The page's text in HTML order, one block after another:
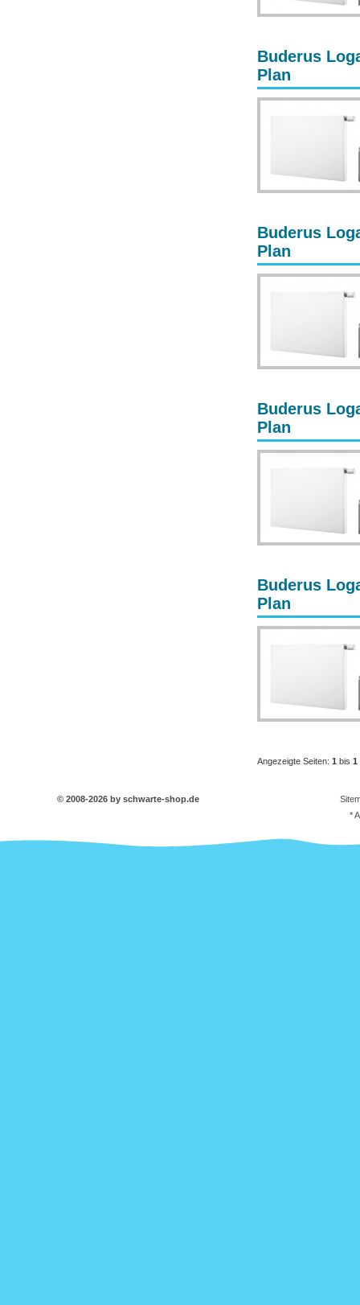
Buderus
Plan
Buderus
Plan
Buderus
Plan
Buderus
Plan
Angezeigte Seiten: 1 bis 1
© 2008-2026 by schwarte-shop.de
*